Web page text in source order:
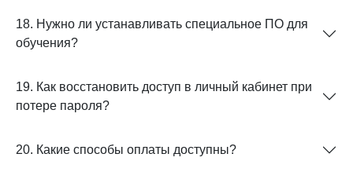
18. Нужно ли устанавливать специальное ПО для
обучения?
19. Как восстановить доступ в личный кабинет при
потере пароля?
20. Какие способы оплаты доступны?